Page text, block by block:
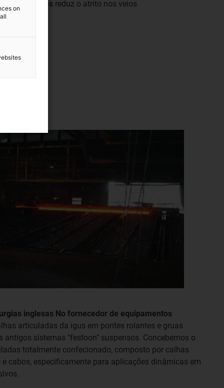
deslizantes reduz o atrito nos veios
inglesas No fornecedor de equipamentos
articuladas da igus em pontes rolantes e gruas
antigos sistemas "festoon" suspensos. Concebemos o
totalmente confecionado, composto por calhas
cabos, especificamente para aplicações dinâmicas em
on